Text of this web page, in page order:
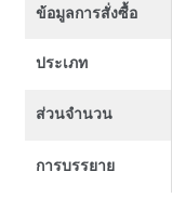
ข้อมูลการสั่งซื้อ
ประเภท
ส่วนจํานวน
การบรรยาย